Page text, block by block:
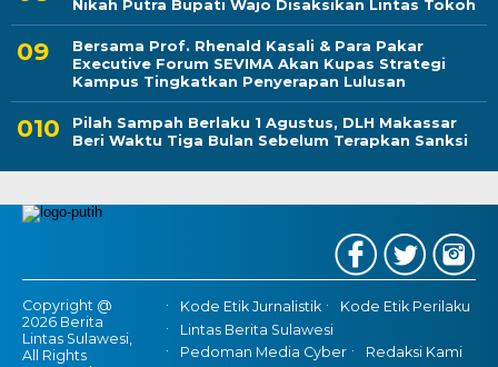
Nikah Putra Bupati Wajo Disaksikan Lintas Tokoh
Bersama Prof. Rhenald Kasali & Para Pakar
Executive Forum SEVIMA Akan Kupas Strategi
Kampus Tingkatkan Penyerapan Lulusan
Pilah Sampah Berlaku 1 Agustus, DLH Makassar
Beri Waktu Tiga Bulan Sebelum Terapkan Sanksi
Copyright @
2026 Berita
Lintas Sulawesi,
All Rights
Kode Etik Jurnalistik
Kode Etik Perilaku
Lintas Berita Sulawesi
Pedoman Media Cyber
Redaksi Kami